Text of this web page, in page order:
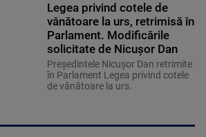
Legea privind cotele de
vânătoare la urs, retrimisă în
Parlament. Modificările
solicitate de Nicușor Dan
Președintele Nicușor Dan retrimite
în Parlament Legea privind cotele
de vânătoare la urs.